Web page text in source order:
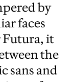
by
faces
Futura, it
the
sans and